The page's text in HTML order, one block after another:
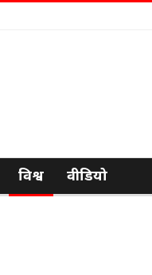
विश्व वीडियो